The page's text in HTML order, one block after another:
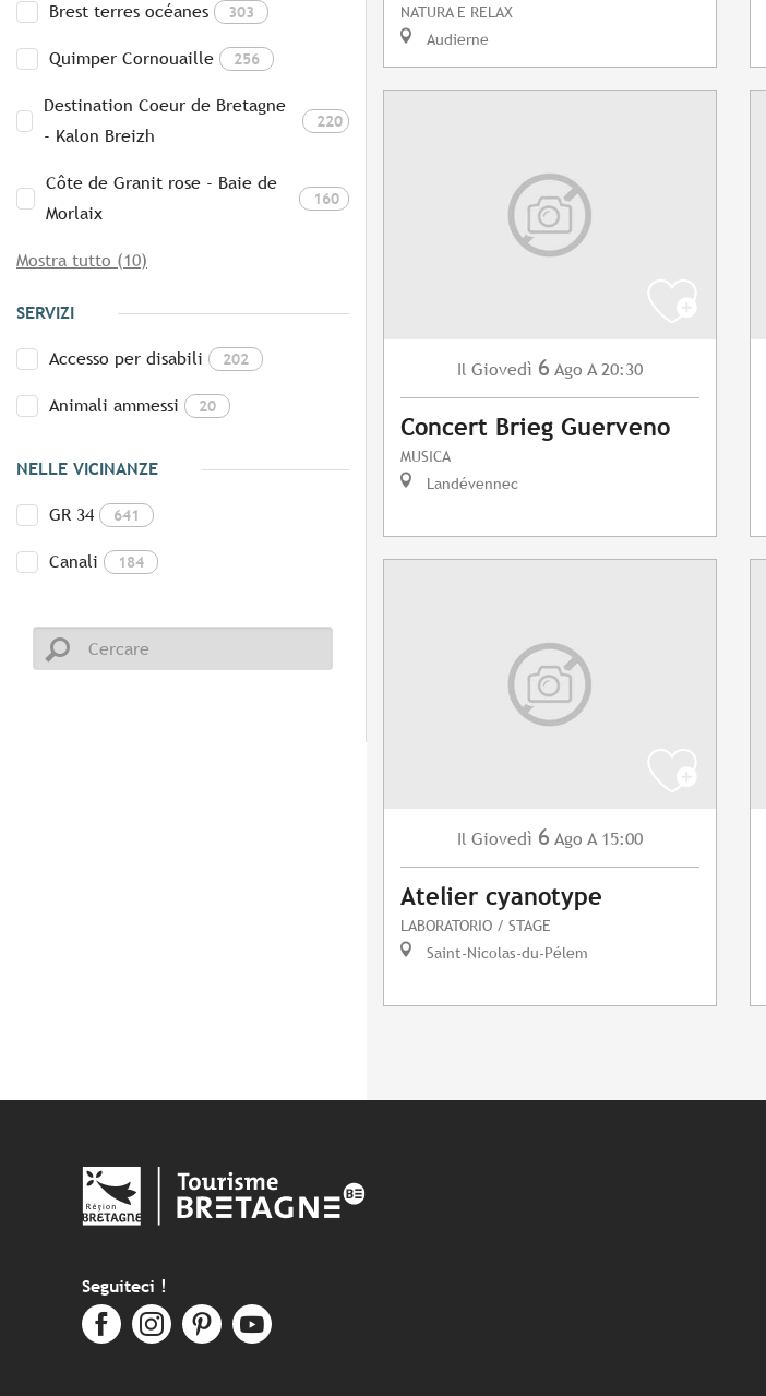
Brest terres océanes 303
Quimper Cornouaille 256
Destination Coeur de Bretagne
- Kalon Breizh
220
Côte de Granit rose - Baie de
Morlaix
160
Mostra tutto (10)
SERVIZI
Accesso per disabili 202
Animali ammessi 20
NELLE VICINANZE
GR 34 641
Canali 184
NATURA E RELAX
Audierne
Il Giovedì 6 Ago A 20:30
Concert Brieg Guerveno
MUSICA
Landévennec
Il Giovedì 6 Ago A 15:00
Atelier cyanotype
LABORATORIO / STAGE
Saint-Nicolas-du-Pélem
Seguiteci !